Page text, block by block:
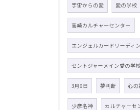
宇宙からの愛 愛の学校
高崎カルチャーセンター
エンジェルカードリーディ
セントジャーメイン愛の学
3月9日 夢判断 心の
少彦名神 カルチャーセ